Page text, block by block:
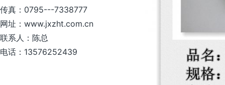
传真：0795---7338777
网址：www.jxzht.com.cn
联系人：陈总
电话：13576252439